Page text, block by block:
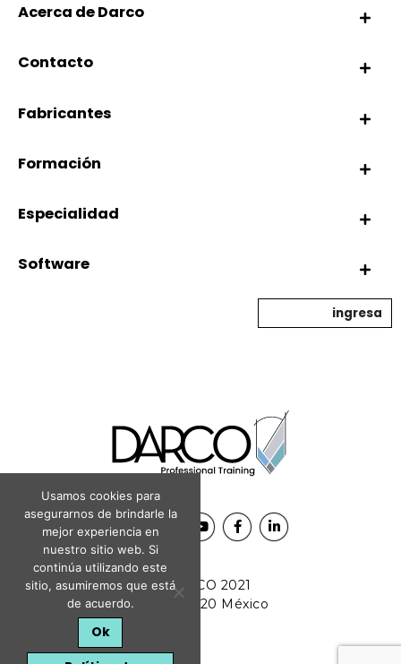
© DARCO 2021
CDMX, 11520 México
Acerca de Darco
Contacto
Fabricantes
Formación
Especialidad
Software
ingresa
Usamos cookies para
asegurarnos de brindarle la
mejor experiencia en
nuestro sitio web. Si
continúa utilizando este
sitio, asumiremos que está
de acuerdo.
Ok